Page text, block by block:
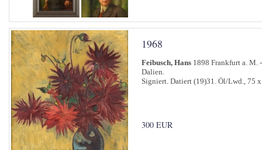
1968
Feibusch, Hans 1898 Frankfurt a. M.
Dalien.
Signiert. Datiert (19)31. Öl/Lwd., 75
300 EUR